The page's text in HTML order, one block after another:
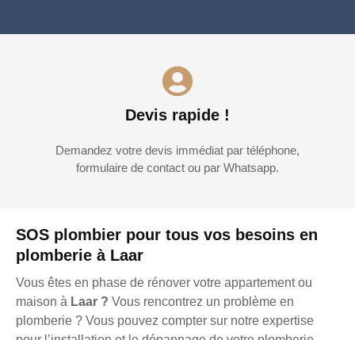
SOS plombier pour tous vos besoins en
plomberie à Laar
Vous êtes en phase de rénover votre appartement ou
maison à Laar ? Vous rencontrez un problème en
plomberie ? Vous pouvez compter sur notre expertise
Devis rapide !
Demandez votre devis immédiat par téléphone,
formulaire de contact ou par Whatsapp.